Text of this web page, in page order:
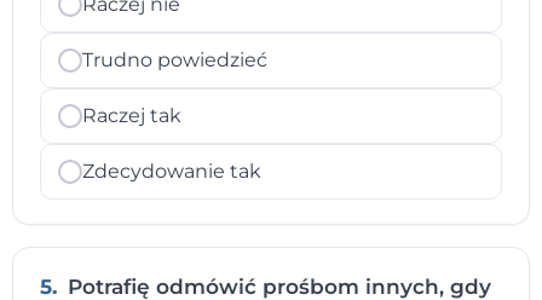
Trudno powiedzieć
Raczej tak
Zdecydowanie tak
5. Potrafię odmówić prośbom innych, gdy